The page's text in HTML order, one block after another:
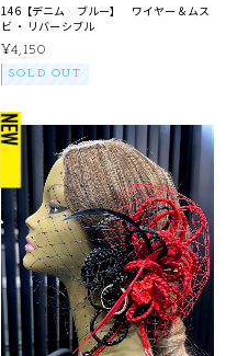
146【デニム ブルー】 ワイヤー＆ムス
ビ ・ リバーシブル
¥4,150
SOLD OUT